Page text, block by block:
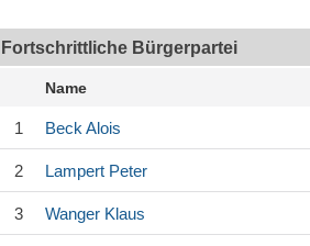
Fortschrittliche Bürgerpartei
Name
1 Beck Alois
2 Lampert Peter
3 Wanger Klaus